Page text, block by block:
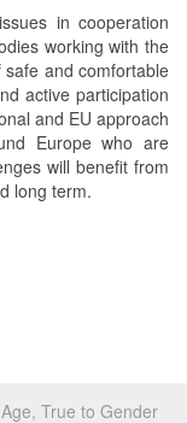
in cooperation
working with the
and comfortable
active participation
and EU approach
Europe who are
will benefit from
long term.
True to Gender